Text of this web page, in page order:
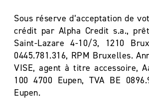
Sous réserve d’acceptation de
crédit par Alpha Credit s.a.,
Saint-Lazare 4-10/3, 1210
0445.781.316, RPM Bruxelles.
VISE, agent à titre accessoire,
100 4700 Eupen, TVA BE
Eupen.